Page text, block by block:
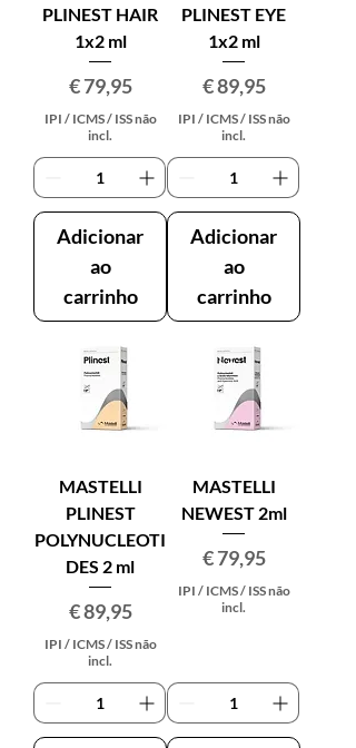
PLINEST HAIR
1x2 ml
Preço
€ 79,95
IPI / ICMS / ISS não
incl.
Adicionar
ao
carrinho
PLINEST EYE
1x2 ml
Preço
€ 89,95
IPI / ICMS / ISS não
incl.
Adicionar
ao
carrinho
MASTELLI
PLINEST
POLYNUCLEOTI
DES 2 ml
Preço
€ 89,95
IPI / ICMS / ISS não
incl.
MASTELLI
NEWEST 2ml
Preço
€ 79,95
IPI / ICMS / ISS não
incl.